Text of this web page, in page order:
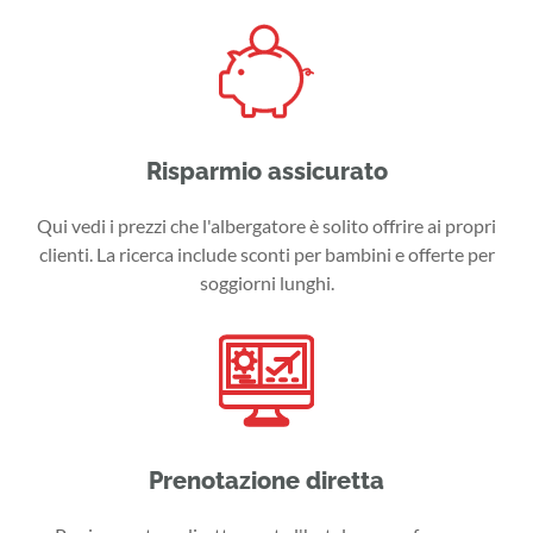
Risparmio assicurato
Qui vedi i prezzi che l'albergatore è solito offrire ai propri
clienti. La ricerca include sconti per bambini e offerte per
soggiorni lunghi.
Prenotazione diretta